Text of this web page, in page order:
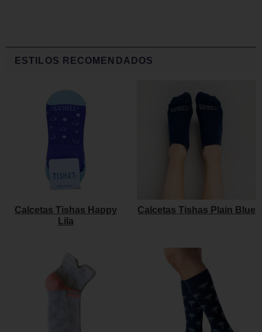
ESTILOS RECOMENDADOS
Calcetas Tishas Happy
Lila
Calcetas Tishas Plain Blue